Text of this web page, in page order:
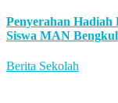
Penyerahan
Siswa MAN
Berita Sekolah